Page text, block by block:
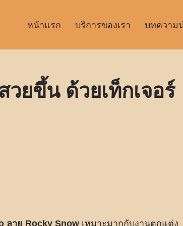
หน้าแรก บริการของเรา บทความ
ยขึ้น ด้วยเท็กเจอร์
ลาย Rocky Snow เหมาะมากกับงานตกแต่ง